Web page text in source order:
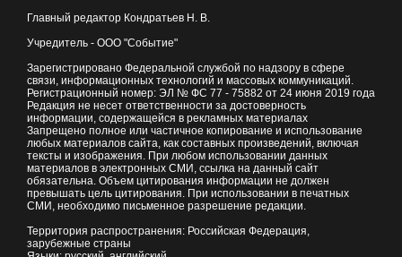
Главный редактор Кондратьев Н. В.
Учредитель - ООО "Событие"
Зарегистрировано Федеральной службой по надзору в сфере
связи, информационных технологий и массовых коммуникаций.
Регистрационный номер: ЭЛ № ФС 77 - 75882 от 24 июня 2019 года
Редакция не несет ответственности за достоверность
информации, содержащейся в рекламных материалах
Запрещено полное или частичное копирование и использование
любых материалов сайта, как составных произведений, включая
тексты и изображения. При любом использовании данных
материалов в электронных СМИ, ссылка на данный сайт
обязательна. Объем цитирования информации не должен
превышать цель цитирования. При использовании в печатных
СМИ, необходимо письменное разрешение редакции.
Территория распространения: Российская Федерация,
зарубежные страны